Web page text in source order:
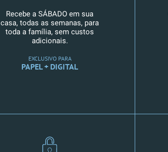
Recebe a SÁBADO em sua
casa, todas as semanas, para
toda a família, sem custos
adicionais.
EXCLUSIVO PARA
PAPEL + DIGITAL